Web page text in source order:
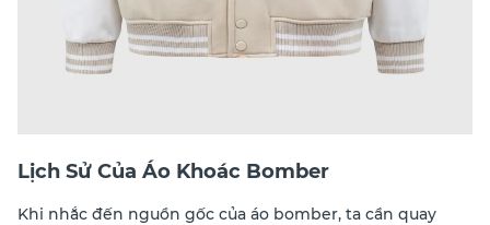
Lịch Sử Của Áo Khoác Bomber
Khi nhắc đến nguồn gốc của áo bomber, ta cần quay